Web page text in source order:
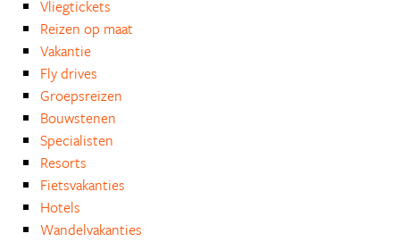
Vliegtickets
Reizen op maat
Vakantie
Fly drives
Groepsreizen
Bouwstenen
Specialisten
Resorts
Fietsvakanties
Hotels
Wandelvakanties